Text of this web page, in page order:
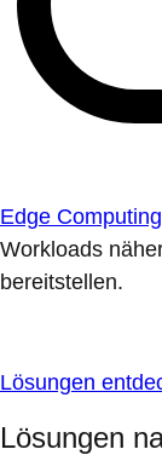
Edge Computing
Workloads
bereitstellen.
Lösungen
Lösungen